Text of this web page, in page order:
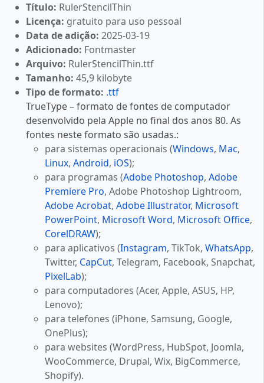
Título: RulerStencilThin
Licença: gratuito para uso pessoal
Data de adição: 2025-03-19
Adicionado: Fontmaster
Arquivo: RulerStencilThin.ttf
Tamanho: 45,9 kilobyte
Tipo de formato: .ttf
TrueType – formato de fontes de computador
desenvolvido pela Apple no final dos anos 80. As
fontes neste formato são usadas.:
para sistemas operacionais (Windows, Mac,
Linux, Android, iOS);
para programas (Adobe Photoshop, Adobe
Premiere Pro, Adobe Photoshop Lightroom,
Adobe Acrobat, Adobe Illustrator, Microsoft
PowerPoint, Microsoft Word, Microsoft Office,
CorelDRAW);
para aplicativos (Instagram, TikTok, WhatsApp,
Twitter, CapCut, Telegram, Facebook, Snapchat,
PixelLab);
para computadores (Acer, Apple, ASUS, HP,
Lenovo);
para telefones (iPhone, Samsung, Google,
OnePlus);
para websites (WordPress, HubSpot, Joomla,
WooCommerce, Drupal, Wix, BigCommerce,
Shopify).